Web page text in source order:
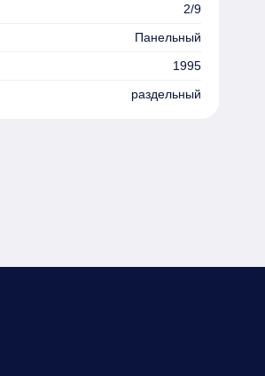
2/9
Панельный
1995
раздельный